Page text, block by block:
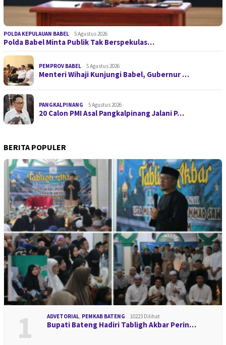
POLDA KEPULAUAN BABEL 5 Agustus 2026
Polda Babel Minta Publik Tak Berspekulas…
PEMPROV BABEL 5 Agustus 2026
Menteri Wihaji Kunjungi Babel, Gubernur …
PANGKALPINANG 5 Agustus 2026
20 Calon PMI Asal Pangkalpinang Jalani P…
BERITA POPULER
1 ADVETORIAL PEMKAB BATENG 10223 Dilihat
Bupati Bateng Hadiri Tabligh Akbar Perin…